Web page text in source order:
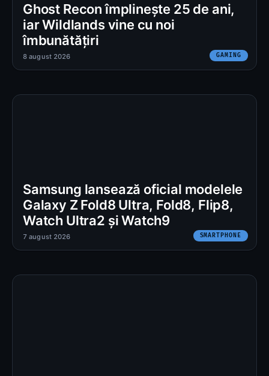
Ghost Recon împlinește 25 de ani,
iar Wildlands vine cu noi
îmbunătățiri
GAMING
8 august 2026
Samsung lansează oficial modelele
Galaxy Z Fold8 Ultra, Fold8, Flip8,
Watch Ultra2 și Watch9
SMARTPHONE
7 august 2026